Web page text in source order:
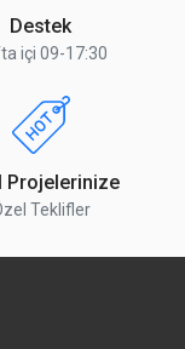
Mbps - 1.7 Gbps
6.5 Mbps - 300 Mbps
Destek
içi 09-17:30
Projelerinize
Teklifler